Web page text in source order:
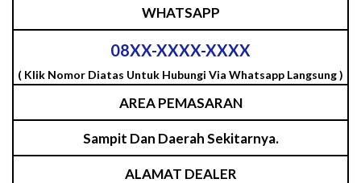
WHATSAPP
08XX-XXXX-XXXX
( Klik Nomor Diatas Untuk Hubungi Via Whatsapp Langsung )
AREA PEMASARAN
Sampit Dan Daerah Sekitarnya.
ALAMAT DEALER